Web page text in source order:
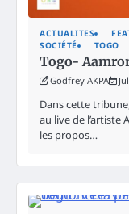
ACTUALITES
SOCIÉTÉ
TOGO
Togo-
Godfrey AKPA
Dans cette
au live de
les propos…